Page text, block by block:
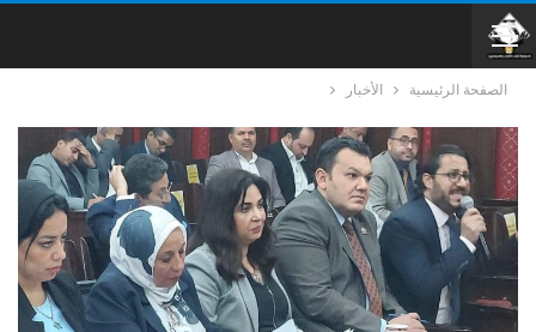
الصفحة الرئيسية الأخبار